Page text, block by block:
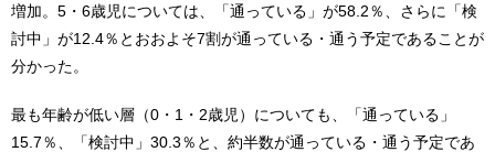
増加。5・6歳児については、「通っている」が58.2％、さらに「検
討中」が12.4％とおおよそ7割が通っている・通う予定であることが
分かった。
最も年齢が低い層（0・1・2歳児）についても、「通っている」
15.7％、「検討中」30.3％と、約半数が通っている・通う予定であ